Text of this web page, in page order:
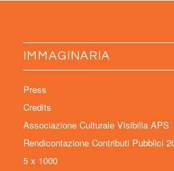
IMMAGINARIA
Press
Credits
Associazione Culturale Visibilia APS
Rendicontazione Contributi Pubblici
5 x 1000